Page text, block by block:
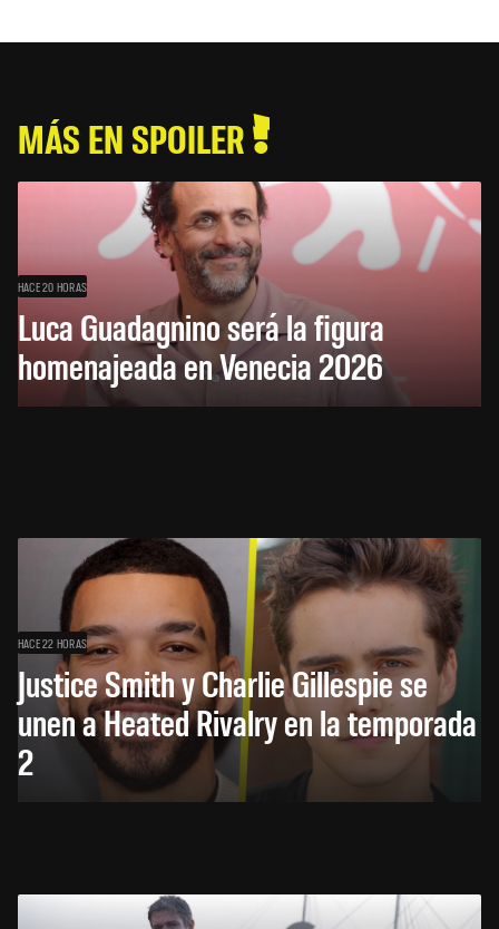
MÁS EN SPOILER
HACE 20 HORAS
Luca Guadagnino será la figura
homenajeada en Venecia 2026
HACE 22 HORAS
Justice Smith y Charlie Gillespie se
unen a Heated Rivalry en la temporada
2